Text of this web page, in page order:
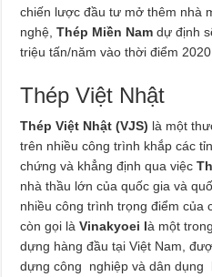
chiến lược đầu tư mở thêm nhà
nghệ, Thép Miền Nam dự định
triệu tấn/năm vào thời điểm 2020.
Thép Việt Nhật
Thép Việt Nhật (VJS) là một
trên nhiều công trình khắp các
chứng và khẳng định qua việc
nhà thầu lớn của quốc gia và
nhiều công trình trọng điểm của
còn gọi làVinakyoei là một
dựng hàng đầu tại Việt Nam,
dựng công nghiệp và dân dụng